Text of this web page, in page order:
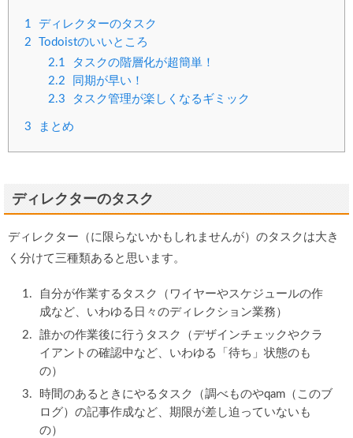
1
ディレクターのタスク
2
Todoistのいいところ
2.1
タスクの階層化が超簡単！
2.2
同期が早い！
2.3
タスク管理が楽しくなるギミック
3 まとめ
ディレクターのタスク
ディレクター（に限らないかもしれませんが）のタスクは大き
く分けて三種類あると思います。
自分が作業するタスク（ワイヤーやスケジュールの作
成など、いわゆる日々のディレクション業務）
誰かの作業後に行うタスク（デザインチェックやクラ
イアントの確認中など、いわゆる「待ち」状態のも
の）
時間のあるときにやるタスク（調べものやqam（このブ
ログ）の記事作成など、期限が差し迫っていないも
の）